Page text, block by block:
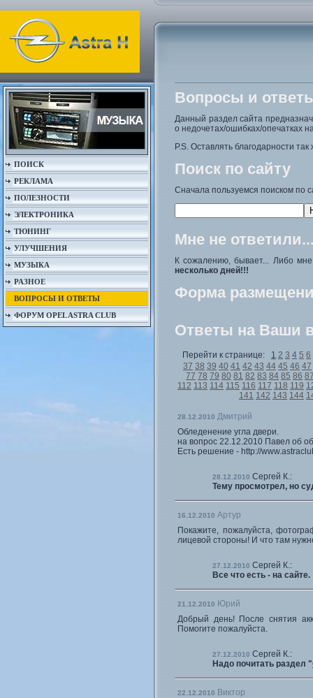
ПОИСК
РЕКЛАМА
ПОЛЕЗНОСТИ
ЭЛЕКТРОНИКА
ТЮНИНГ
УЛУЧШЕНИЯ
МУЗЫКА
РАЗНОЕ
ВОПРОСЫ И ОТВЕТЫ
ФОРУМ OPEL ASTRA CLUB
Вопросы и
Данный раздел сайта
о недочетах/ошибках/опечатках
P.S. Оставлять благодарности
Поиск по сайту
Сначала пользуемся поиском по
Мне не
К сожалению, бывает... Либо
несколько дней!!!
Форма
Ответы на Ваши
Перейти к странице: 1 2 3 4 5 6
37 38 39 40 41 42 43 44 45 46 47
77 78 79 80 81 82 83 84 85 86
112 113 114 115 116 117 118 119
141 142 143 144
28.12.2010 Дмитрий
Обледенение угла двери.
на вопрос 22.12.2010 Павел об
Есть решение - http://
28.12.2010 Сергей К.:
Тему просмотрел, но
16.12.2010 Артур
Покажите, пожалуйста,
лицевой стороны! И что там
27.12.2010 Сергей К.:
Все что есть - на сайте.
21.12.2010 Юрий
Добрый день! После снятия
Помогите пожалуйста.
27.12.2010 Сергей К.:
Надо почитать раздел "
22.12.2010 Виктор